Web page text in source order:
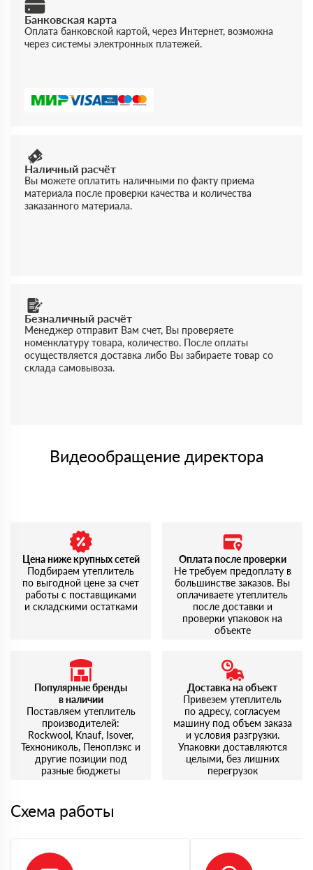
Банковская карта
Оплата банковской картой, через Интернет, возможна
через системы электронных платежей.
Наличный расчёт
Вы можете оплатить наличными по факту приема
материала после проверки качества и количества
заказанного материала.
Безналичный расчёт
Менеджер отправит Вам счет, Вы проверяете
номенклатуру товара, количество. После оплаты
осуществляется доставка либо Вы забираете товар со
склада самовывоза.
Видеообращение директора
Цена ниже крупных сетей
Подбираем утеплитель
по выгодной цене за счет
работы с поставщиками
и складскими остатками
Оплата после проверки
Не требуем предоплату в
большинстве заказов. Вы
оплачиваете утеплитель
после доставки и
проверки упаковок на
объекте
Популярные бренды
в наличии
Поставляем утеплитель
производителей:
Rockwool, Knauf, Isover,
Технониколь, Пеноплэкс и
другие позиции под
разные бюджеты
Доставка на объект
Привезем утеплитель
по адресу, согласуем
машину под объем заказа
и условия разгрузки.
Упаковки доставляются
целыми, без лишних
перегрузок
Схема работы